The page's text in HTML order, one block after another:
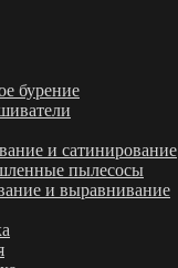
бурение
и сатинирование
пылесосы
и выравнивание